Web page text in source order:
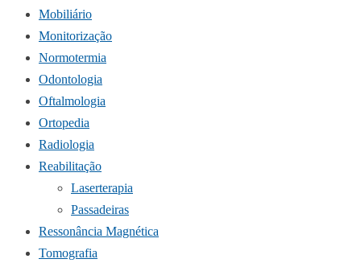
Mobiliário
Monitorização
Normotermia
Odontologia
Oftalmologia
Ortopedia
Radiologia
Reabilitação
Laserterapia
Passadeiras
Ressonância Magnética
Tomografia